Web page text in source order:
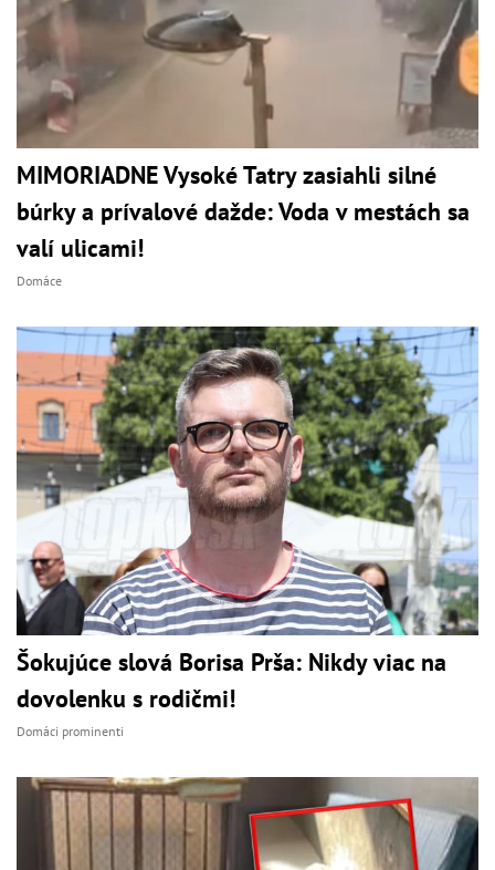
MIMORIADNE Vysoké Tatry zasiahli silné
búrky a prívalové dažde: Voda v mestách sa
valí ulicami!
Domáce
Šokujúce slová Borisa Prša: Nikdy viac na
dovolenku s rodičmi!
Domáci prominenti